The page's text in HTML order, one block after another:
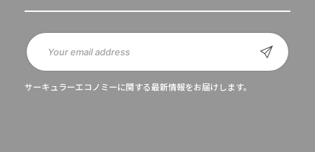
サーキュラーエコノミーに関する最新情報をお届けします。